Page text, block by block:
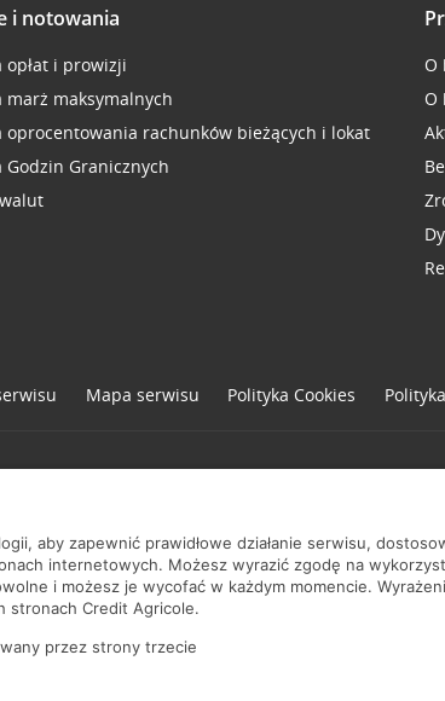
i notowania
opłat i prowizji
marż maksymalnych
oprocentowania rachunków bieżących i lokat
Godzin Granicznych
O
O
Mapa serwisu Polityka Cookies
aby zapewnić prawidłowe działanie serwisu,
internetowych. Możesz wyrazić zgodę na
i możesz je wycofać w każdym momencie.
stronach Credit Agricole.
przez strony trzecie